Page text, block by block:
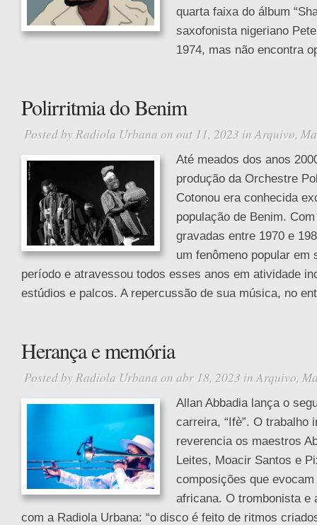
quarta faixa do álbum
saxofonista nigeriano
1974, mas não encontra
Polirritmia do Benim
Posted by Radiola Urbana on out 11, 2023 inArquivo,
Até meados dos anos
produção da Orchestre
Cotonou era conhecida
população de Benim.
gravadas entre 1970 e
um fenômeno popular em
período e atravessou todos esses anos em atividade
estúdios e palcos. A repercussão de sua música, no
Herança e memória
Posted by Radiola Urbana on abr 18, 2023 inArquivo,
Allan Abbadia lança o
carreira, “Ifè”. O trabalho
reverencia os maestros
Leites, Moacir Santos e
composições que
africana. O trombonista e
com a Radiola Urbana: “o disco é feito de ritmos